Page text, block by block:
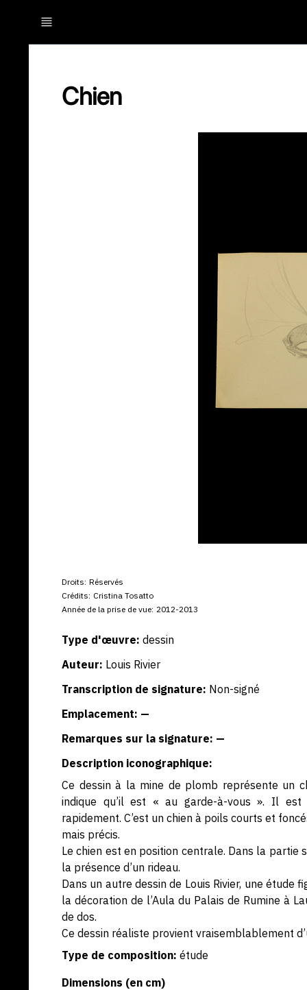
Chien
Droits: Réservés
Crédits: Cristina Tosatto
Année de la prise de vue: 2012-2013
Type d'œuvre: dessin
Auteur: Louis Rivier
Transcription de signature: Non-signé
Emplacement: —
Remarques sur la signature: —
Description iconographique:
Ce dessin à la mine de plomb représente un
indique qu’il est « au garde-à-vous ». Il
rapidement. C’est un chien à poils courts et
mais précis.
Le chien est en position centrale. Dans la
la présence d’un rideau.
Dans un autre dessin de Louis Rivier, une
la décoration de l’Aula du Palais de Rumine à
de dos.
Ce dessin réaliste provient vraisemblablement
Type de composition: étude
Dimensions (en cm)